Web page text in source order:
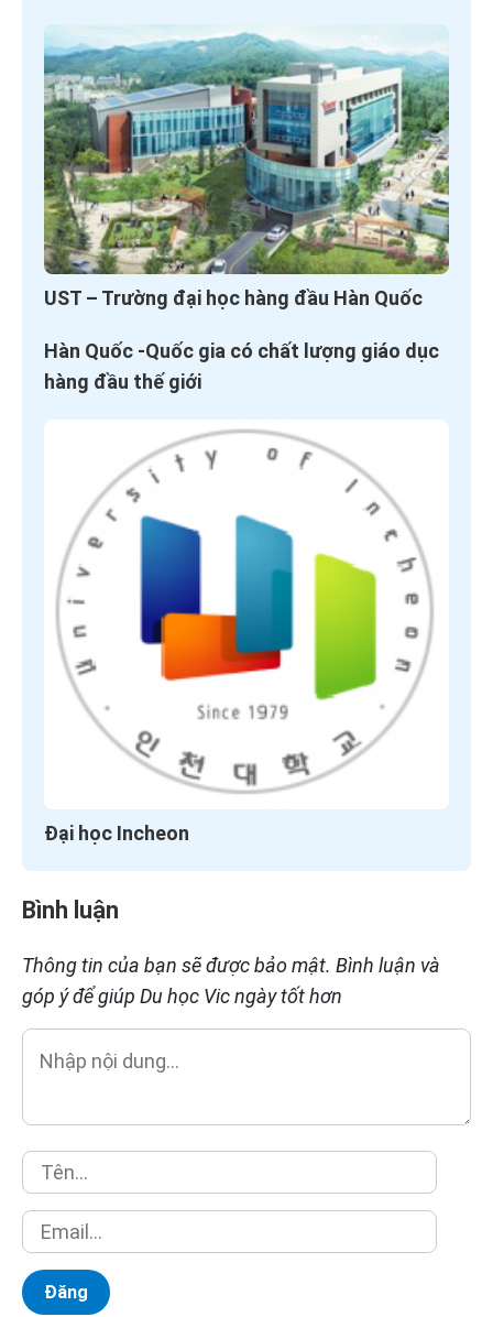
UST – Trường đại học hàng đầu Hàn Quốc
Hàn Quốc -Quốc gia có chất lượng giáo dục
hàng đầu thế giới
Đại học Incheon
Bình luận
Thông tin của bạn sẽ được bảo mật. Bình luận và
góp ý để giúp Du học Vic ngày tốt hơn